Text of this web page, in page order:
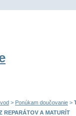
> Ponúkam doučovanie >
REPARÁTOV A MATURÍT